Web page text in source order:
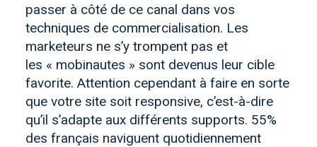
passer à côté de ce canal dans vos
techniques de commercialisation. Les
marketeurs ne s’y trompent pas et
les « mobinautes » sont devenus leur cible
favorite. Attention cependant à faire en sorte
que votre site soit responsive, c’est-à-dire
qu’il s’adapte aux différents supports. 55%
des français naviguent quotidiennement